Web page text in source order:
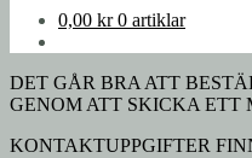
0,00 kr 0 artiklar
DET GÅR BRA ATT
GENOM ATT SKICKA ETT
KONTAKTUPPGIFTER